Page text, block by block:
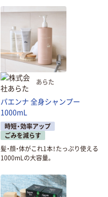
あらた
パエンナ 全身シャンプー
1000mL
時短・効率アップ
ごみを減らす
髪・顔・体がこれ1本！たっぷり使える
1000mLの大容量。